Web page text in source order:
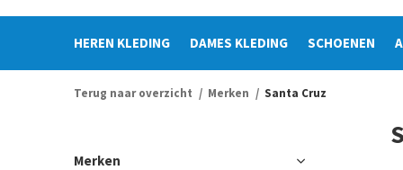
HEREN KLEDING DAMES KLEDING SCHOENEN
Terug naar overzicht Merken Santa Cruz
Merken